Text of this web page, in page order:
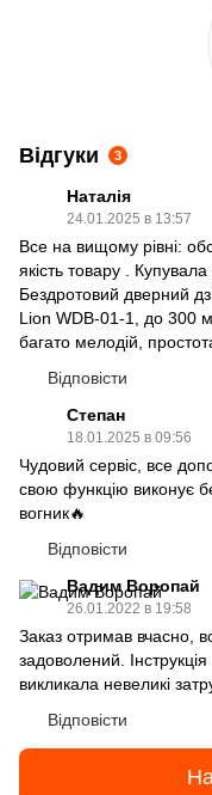
Відгуки 3
Наталія
24.01.2025 в 13:57
Все на вищому рівні:
якість товару .
Бездротовий дверний
Lion WDB-01-1, до 300
багато мелодій,
Відповісти
Степан
18.01.2025 в 09:56
Чудовий сервіс, все
свою функцію виконує
вогник🔥
Відповісти
Вадим Воропай
26.01.2022 в 19:58
Заказ отримав вчасно,
задоволений.
викликала невеликі
Відповісти